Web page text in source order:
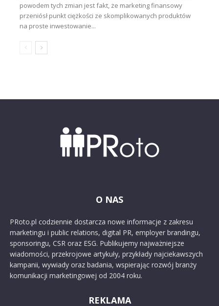
powodem tych zmian jest fakt, że marketing finansowy
przeniósł punkt ciężkości ze skomplikowanych produktów
na proste inwestowanie...
O NAS
PRoto.pl codziennie dostarcza nowe informacje z zakresu
marketingu i public relations, digital PR, employer brandingu,
sponsoringu, CSR oraz ESG. Publikujemy najważniejsze
wiadomości, przekrojowe artykuły, przykłady najciekawszych
kampanii, wywiady oraz badania, wspierając rozwój branży
komunikacji marketingowej od 2004 roku.
REKLAMA